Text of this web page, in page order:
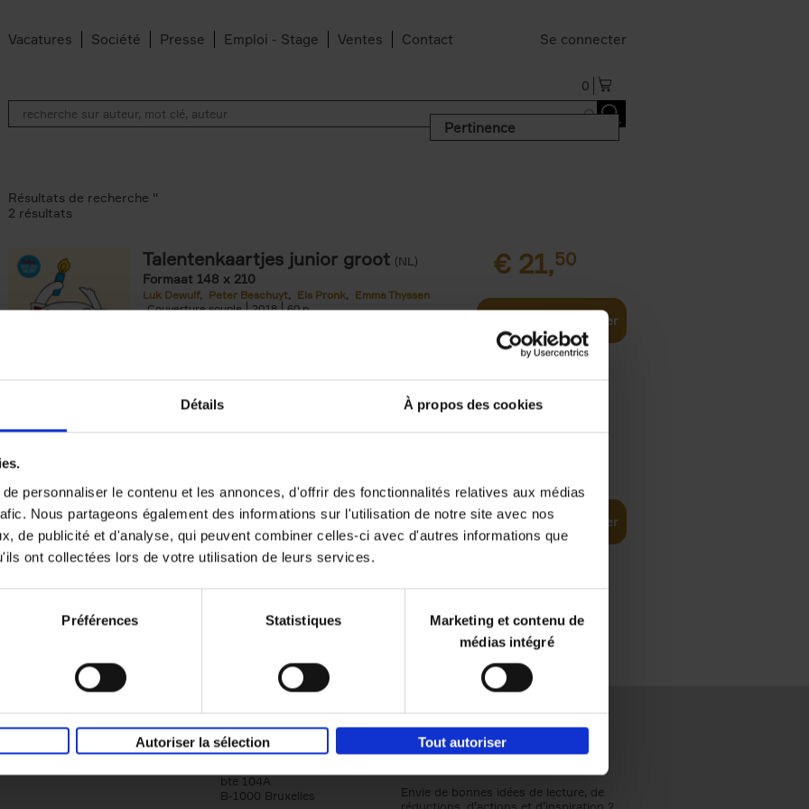
Détails À propos des cookies
personnaliser le contenu et les annonces, d'offrir des fonctionnalités relatives aux médias
Nous partageons également des informations sur l'utilisation de notre site avec nos
de publicité et d'analyse, qui peuvent combiner celles-ci avec d'autres informations que
ont collectées lors de votre utilisation de leurs services.
Préférences Statistiques
Marketing et contenu de
médias intégré
Autoriser la sélection Tout autoriser
Vacatures Société Presse Emploi - Stage Ventes Contact Se connecter
0
Pertinence
Résultats de recherche ''
2 résultats
Talentenkaartjes junior groot (NL)
Formaat 148 x 210
Luk Dewulf Peter Beschuyt Els Pronk
Emma Thyssen
Couverture souple
2018 60
€ 21,50
Ajouter au panier
Couverture souple
2012 139
Ajouter au panier
Société
Qui sommes-nous?
Éditions Racine
Tour & Taxis
bte 104A
B-1000 Bruxelles
Envie de bonnes idées de lecture, de